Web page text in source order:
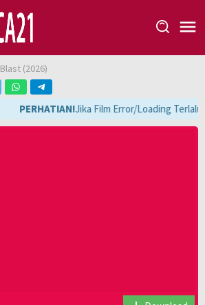
Blast (2026)
PERHATIAN!Jika Film Error/Loading Terlalu